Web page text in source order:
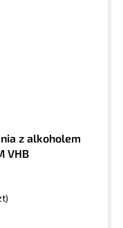
z alkoholem
VHB